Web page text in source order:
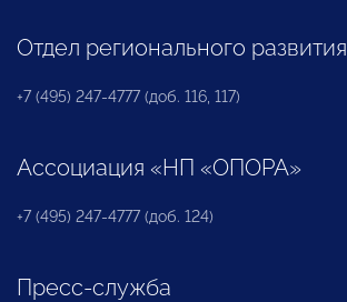
Отдел регионального развития
+7 (495) 247-4777 (доб. 116, 117)
Ассоциация «НП «ОПОРА»
+7 (495) 247-4777 (доб. 124)
Пресс-служба